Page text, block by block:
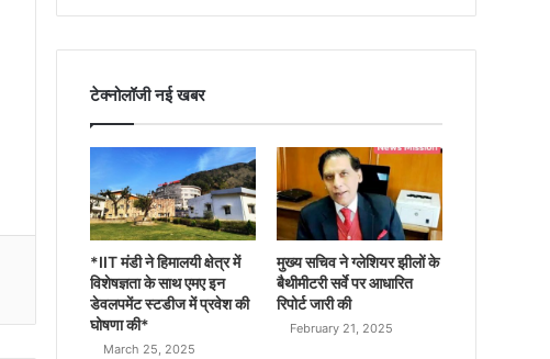
टेक्नोलॉजी नई खबर
*IIT मंडी ने हिमालयी क्षेत्र में
विशेषज्ञता के साथ एमए इन
डेवलपमेंट स्टडीज में प्रवेश की
घोषणा की*
March 25, 2025
मुख्य सचिव ने ग्लेशियर झीलों के
बैथीमीटरी सर्वे पर आधारित
रिपोर्ट जारी की
February 21, 2025